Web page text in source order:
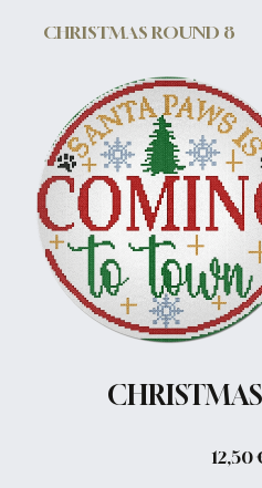
CHRISTMAS ROUND 8
12,50